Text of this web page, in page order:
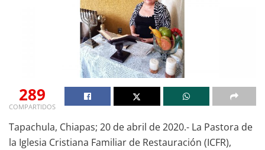
289
COMPARTIDOS
Tapachula, Chiapas; 20 de abril de 2020.- La Pastora de
la Iglesia Cristiana Familiar de Restauración (ICFR),